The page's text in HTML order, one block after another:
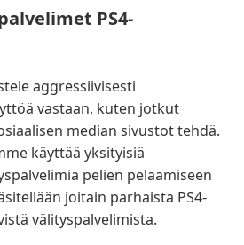
PS4-
aggressiivisesti
vastaan, kuten jotkut
median sivustot tehdä.
käyttää yksityisiä
pelien pelaamiseen
joitain parhaista PS4-
välityspalvelimista.